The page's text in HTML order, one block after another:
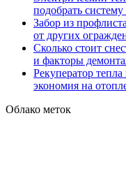
подобрать
Забор из
от других
Сколько стоит
и факторы
Рекуператор
экономия на
Облако меток